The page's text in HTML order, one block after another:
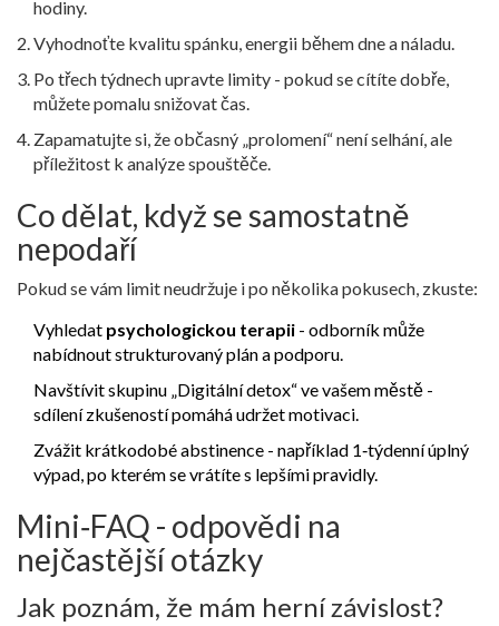
hodiny.
Vyhodnoťte kvalitu spánku, energii během dne a náladu.
Po třech týdnech upravte limity - pokud se cítíte dobře,
můžete pomalu snižovat čas.
Zapamatujte si, že občasný „prolomení“ není selhání, ale
příležitost k analýze spouštěče.
Co dělat, když se samostatně
nepodaří
Pokud se vám limit neudržuje i po několika pokusech, zkuste:
Vyhledat psychologickou terapii - odborník může
nabídnout strukturovaný plán a podporu.
Navštívit skupinu „Digitální detox“ ve vašem městě -
sdílení zkušeností pomáhá udržet motivaci.
Zvážit krátkodobé abstinence - například 1‑týdenní úplný
výpad, po kterém se vrátíte s lepšími pravidly.
Mini‑FAQ - odpovědi na
nejčastější otázky
Jak poznám, že mám herní závislost?